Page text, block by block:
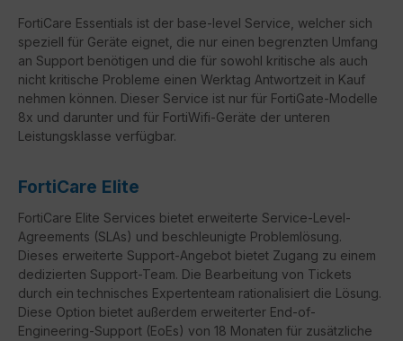
FortiCare Essentials ist der base-level Service, welcher sich
speziell für Geräte eignet, die nur einen begrenzten Umfang
an Support benötigen und die für sowohl kritische als auch
nicht kritische Probleme einen Werktag Antwortzeit in Kauf
nehmen können. Dieser Service ist nur für FortiGate-Modelle
8x und darunter und für FortiWifi-Geräte der unteren
Leistungsklasse verfügbar.
FortiCare Elite
FortiCare Elite Services bietet erweiterte Service-Level-
Agreements (SLAs) und beschleunigte Problemlösung.
Dieses erweiterte Support-Angebot bietet Zugang zu einem
dedizierten Support-Team. Die Bearbeitung von Tickets
durch ein technisches Expertenteam rationalisiert die Lösung.
Diese Option bietet außerdem erweiterter End-of-
Engineering-Support (EoEs) von 18 Monaten für zusätzliche